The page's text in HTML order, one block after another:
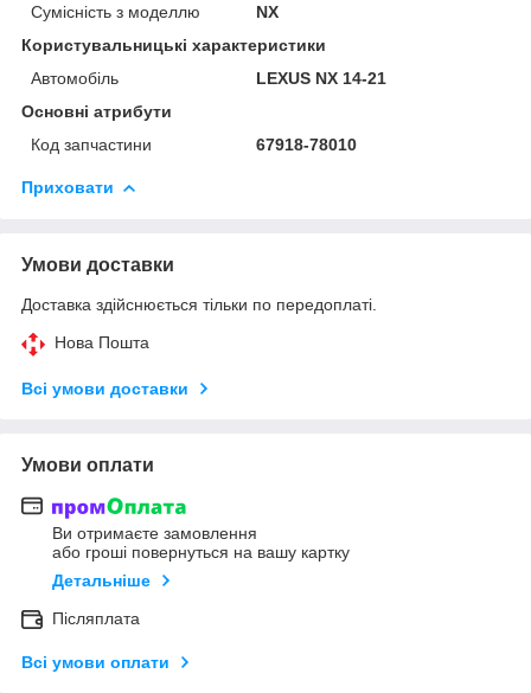
Сумісність з моделлю
NX
Користувальницькі характеристики
Автомобіль
LEXUS NX 14-21
Основні атрибути
Код запчастини
67918-78010
Приховати
Умови доставки
Доставка здійснюється тільки по передоплаті.
Нова Пошта
Всі умови доставки
Умови оплати
Ви отримаєте замовлення
або гроші повернуться на вашу картку
Детальніше
Післяплата
Всі умови оплати